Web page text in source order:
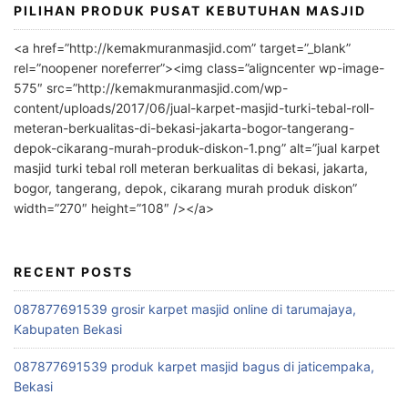
PILIHAN PRODUK PUSAT KEBUTUHAN MASJID
<a href=”http://kemakmuranmasjid.com” target=”_blank”
rel=”noopener noreferrer”><img class=”aligncenter wp-image-
575″ src=”http://kemakmuranmasjid.com/wp-
content/uploads/2017/06/jual-karpet-masjid-turki-tebal-roll-
meteran-berkualitas-di-bekasi-jakarta-bogor-tangerang-
depok-cikarang-murah-produk-diskon-1.png” alt=”jual karpet
masjid turki tebal roll meteran berkualitas di bekasi, jakarta,
bogor, tangerang, depok, cikarang murah produk diskon”
width=”270″ height=”108″ /></a>
RECENT POSTS
087877691539 grosir karpet masjid online di tarumajaya,
Kabupaten Bekasi
087877691539 produk karpet masjid bagus di jaticempaka,
Bekasi